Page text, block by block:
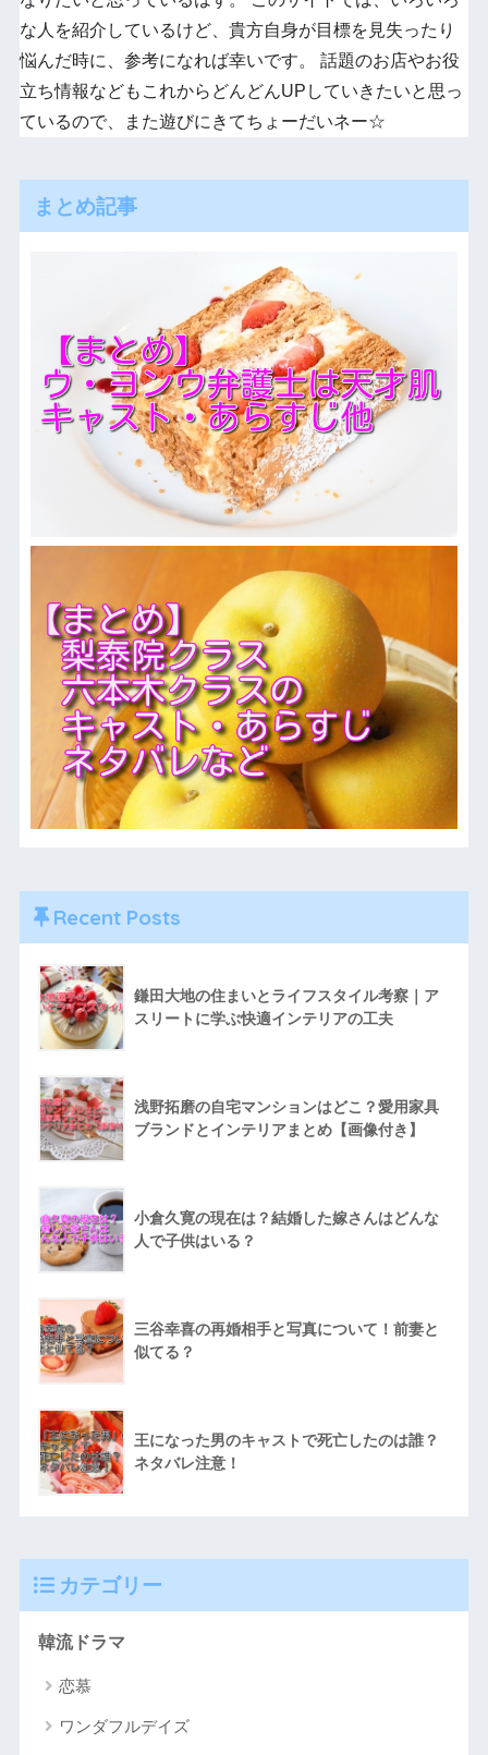
な人を紹介しているけど、貴方自身が目標を見失ったり
悩んだ時に、参考になれば幸いです。 話題のお店やお役
立ち情報などもこれからどんどんUPしていきたいと思っ
ているので、また遊びにきてちょーだいネー☆
まとめ記事
Recent Posts
鎌田大地の住まいとライフスタイル考察｜ア
スリートに学ぶ快適インテリアの工夫
浅野拓磨の自宅マンションはどこ？愛用家具
ブランドとインテリアまとめ【画像付き】
小倉久寛の現在は？結婚した嫁さんはどんな
人で子供はいる？
三谷幸喜の再婚相手と写真について！前妻と
似てる？
王になった男のキャストで死亡したのは誰？
ネタバレ注意！
カテゴリー
韓流ドラマ
恋慕
ワンダフルデイズ